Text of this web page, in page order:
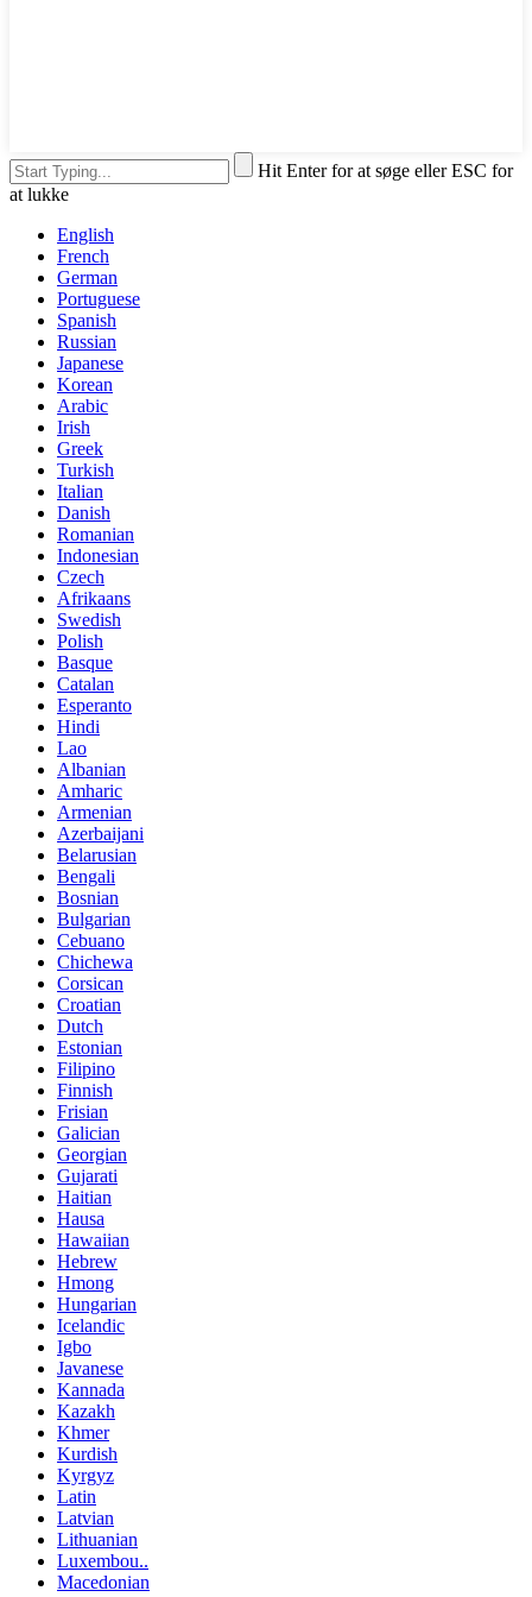
Hit Enter for at søge eller ESC for
at lukke
English
French
German
Portuguese
Spanish
Russian
Japanese
Korean
Arabic
Irish
Greek
Turkish
Italian
Danish
Romanian
Indonesian
Czech
Afrikaans
Swedish
Polish
Basque
Catalan
Esperanto
Hindi
Lao
Albanian
Amharic
Armenian
Azerbaijani
Belarusian
Bengali
Bosnian
Bulgarian
Cebuano
Chichewa
Corsican
Croatian
Dutch
Estonian
Filipino
Finnish
Frisian
Galician
Georgian
Gujarati
Haitian
Hausa
Hawaiian
Hebrew
Hmong
Hungarian
Icelandic
Igbo
Javanese
Kannada
Kazakh
Khmer
Kurdish
Kyrgyz
Latin
Latvian
Lithuanian
Luxembou..
Macedonian